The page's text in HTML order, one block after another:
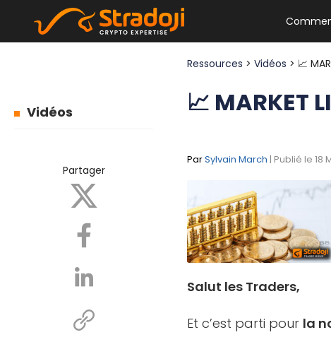
Vidéos
Partager
Ressources >Vidéos > 📈
📈 MARKET
ParSylvain March | Publié le 18
Salut les Traders,
Et c’est parti pour la